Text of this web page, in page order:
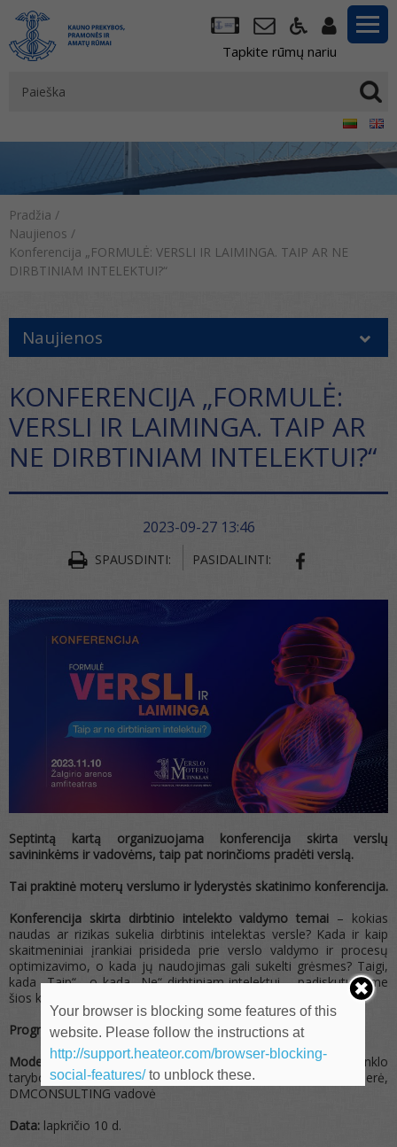
Tapkite rūmų nariu
Pradžia /
Naujienos /
Konferencija „FORMULĖ: VERSLI IR LAIMINGA. TAIP AR NE
DIRBTINIAM INTELEKTUI?“
Naujienos
KONFERENCIJA „FORMULĖ:
VERSLI IR LAIMINGA. TAIP AR
NE DIRBTINIAM INTELEKTUI?“
2023-09-27 13:46
SPAUSDINTI: PASIDALINTI:
Septintą kartą organizuojama konferencija skirta verslų
savininkėms ir vadovėms, taip pat norinčioms pradėti verslą.
Tai praktinė moterų verslumo ir lyderystės skatinimo konferencija.
Konferencija skirta dirbtinio intelekto valdymo temai – kokias
naudas ar rizikas sukelia dirbtinis intelektas versle? Kada ir kaip
skaitmeniniai įrankiai prisideda prie verslo valdymo ir procesų
optimizavimo, o kada jų naudojimas gali sukelti grėsmes? Taigi,
kada „Taip“, o kada „Ne“ dirbtiniam intelektui – padiskutuosime
šios konferencijos metu.
Programa rengiama.
Moderatorė:Deimantė Mitkuvienė, Kauno verslo moterų tinklo
tarybos narė, kokybės ir procesų valdymo partnerė,
DMCONSULTING vadovė
Data: lapkričio 10 d.
Your browser is blocking some features of this
website. Please follow the instructions at
http://support.heateor.com/browser-blocking-
social-features/to unblock these.